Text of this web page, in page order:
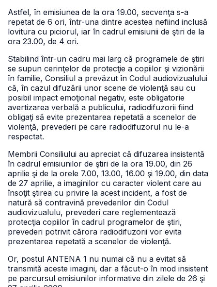
Astfel, în emisiunea de la ora 19.00, secvenţa s-a
repetat de 6 ori, într-una dintre acestea nefiind inclusă
lovitura cu piciorul, iar în cadrul emisiunii de ştiri de la
ora 23.00, de 4 ori.
Stabilind într-un cadru mai larg că programele de ştiri
se supun cerinţelor de protecţie a copiilor şi vizionării
în familie, Consiliul a prevăzut în Codul audiovizualului
că, în cazul difuzării unor scene de violenţă sau cu
posibil impact emoţional negativ, este obligatorie
avertizarea verbală a publicului, radiodifuzorii fiind
obligaţi să evite prezentarea repetată a scenelor de
violenţă, prevederi pe care radiodifuzorul nu le-a
respectat.
Membrii Consiliului au apreciat că difuzarea insistentă
în cadrul emisiunilor de ştiri de la ora 19.00, din 26
aprilie şi de la orele 7.00, 13.00, 16.00 şi 19.00, din data
de 27 aprilie, a imaginilor cu caracter violent care au
însoţit ştirea cu privire la acest incident, a fost de
natură să contravină prevederilor din Codul
audiovizualulu, prevederi care reglementează
protecţia copiilor în cadrul programelor de ştiri,
prevederi potrivit cărora radiodifuzorii vor evita
prezentarea repetată a scenelor de violenţă.
Or, postul ANTENA 1 nu numai că nu a evitat să
transmită aceste imagini, dar a făcut-o în mod insistent
pe parcursul emisiunilor informative din zilele de 26 şi